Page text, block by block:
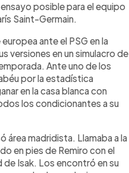
posible para el equipo
Saint-Germain.
ante el PSG en la
versiones en un simulacro de
Ante uno de los
por la estadística
en la casa blanca con
los condicionantes a su
área madridista. Llamaba a la
en pies de Remiro con el
Isak. Los encontró en su